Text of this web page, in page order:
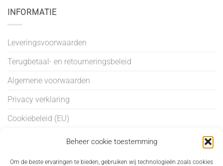
Beheer cookie toestemming
Om de beste ervaringen te bieden, gebruiken wij technologieën zoals cookies
INFORMATIE
Leveringsvoorwaarden
Terugbetaal- en retourneringsbeleid
Algemene voorwaarden
Privacy verklaring
Cookiebeleid (EU)
BEHANDELINGEN